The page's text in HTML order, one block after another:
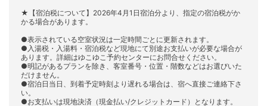
★【宿泊税について】2026年4月1日宿泊分より、指定の宿泊税がか
かる場合があります。
●表示されている空室状況は一定時間ごとに更新されます。
●入湯税・入湯料・宿泊税など現地にて別途お支払いが必要な場合が
あります。詳細はゆこゆこ予約センターにお問合せください。
●明記があるプランを除き、客室番号・位置・階数などはお選びいた
だけません。
●宿泊日当日、到着予定時刻より遅れる場合は、宿へ直接ご連絡下さ
い。
●お支払いは現地決済（現金払い/クレジットカード）となります。